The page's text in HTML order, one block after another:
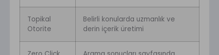
Topikal
Otorite
Belirli konularda uzmanlık ve
derin içerik üretimi